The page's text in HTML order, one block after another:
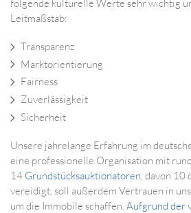
folgende kulturelle Werte sehr wichtig
Leitmaßstab:
Transparenz
Marktorientierung
Fairness
Zuverlässigkeit
Sicherheit
Unsere jahrelange Erfahrung im
eine professionelle Organisation mit
14 Grundstücksauktionatoren , davon
vereidigt, soll außerdem Vertrauen in
um die Immobile schaffen. Aufgrund der